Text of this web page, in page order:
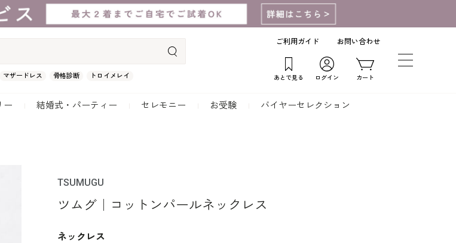
マザードレス 骨格診断 トロイメレイ
ご利用ガイド お問い合わせ
あとで見る ログイン カート
ー 結婚式・パーティー セレモニー お受験 バイヤーセレクション
TSUMUGU
ツムグ｜コットンパールネックレス
ネックレス